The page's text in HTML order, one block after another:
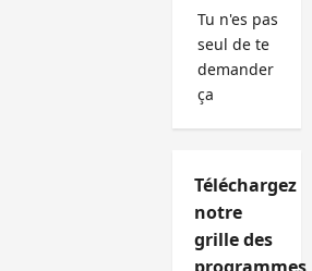
Tu n'es pas
seul de te
demander
ça
Téléchargez
notre
grille des